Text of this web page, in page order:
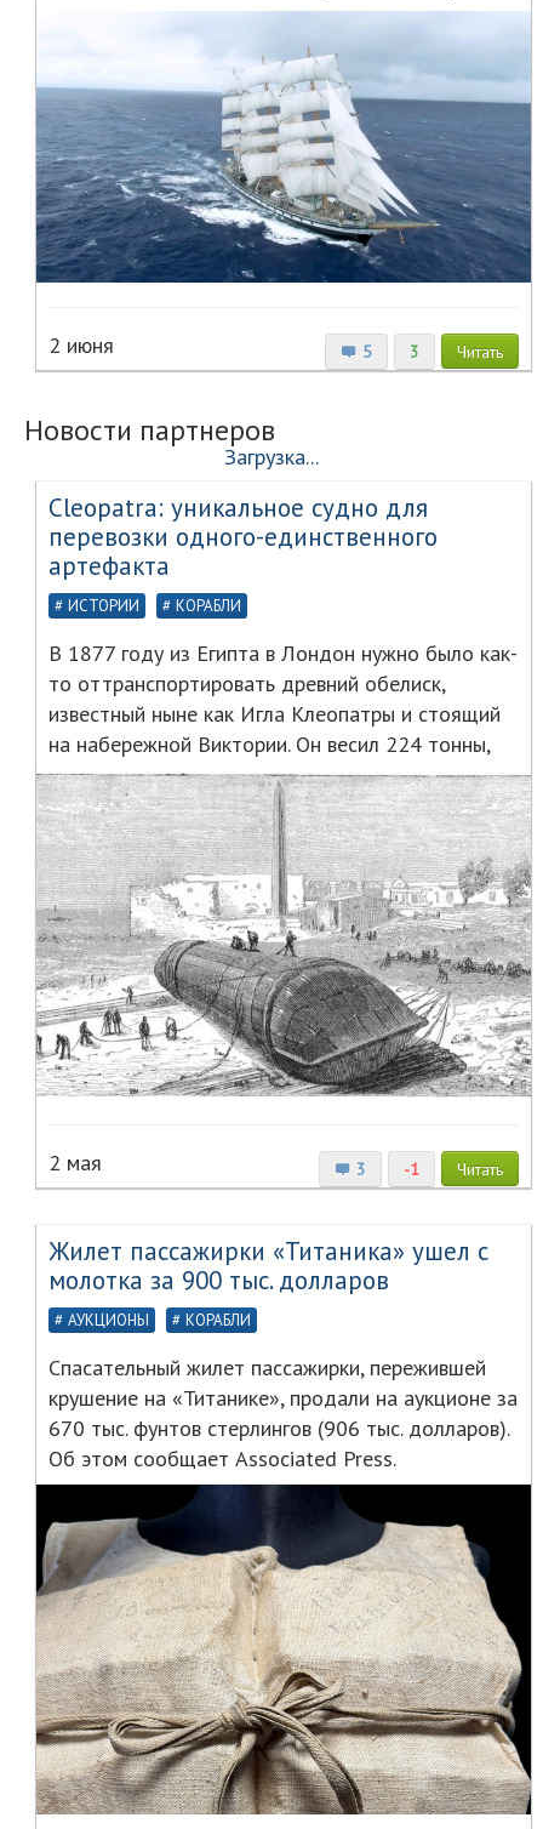
5 3 Читать
2 июня
Новости партнеров
Загрузка...
Cleopatra: уникальное судно для
перевозки одного-единственного
артефакта
ИСТОРИИ КОРАБЛИ
В 1877 году из Египта в Лондон нужно было как-
то оттранспортировать древний обелиск,
известный ныне как Игла Клеопатры и стоящий
на набережной Виктории. Он весил 224 тонны,
3 -1 Читать
2 мая
Жилет пассажирки «Титаника» ушел с
молотка за 900 тыс. долларов
АУКЦИОНЫ КОРАБЛИ
Спасательный жилет пассажирки, пережившей
крушение на «Титанике», продали на аукционе за
670 тыс. фунтов стерлингов (906 тыс. долларов).
Об этом сообщает Associated Press.